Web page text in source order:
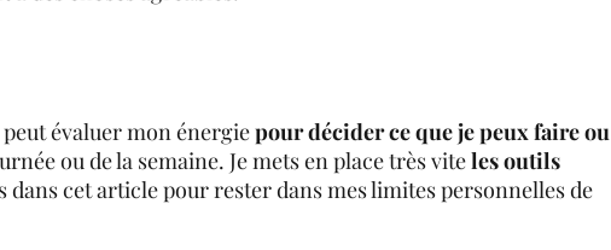
évaluer mon énergie pour décider ce que je peux faire ou
ou de la semaine. Je mets en place très vite les outils
dans cet article pour rester dans mes limites personnelles de